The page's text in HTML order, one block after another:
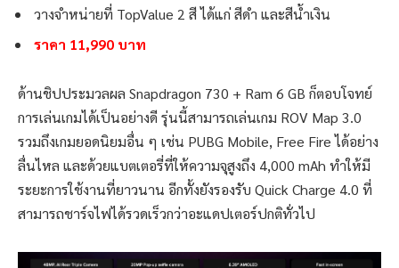
วางจำหน่ายที่ TopValue 2 สี ได้แก่ สีดำ และสีน้ำเงิน
ราคา 11,990 บาท
ด้านชิปประมวลผล Snapdragon 730 + Ram 6 GB ก็ตอบโจทย์
การเล่นเกมได้เป็นอย่างดี รุ่นนี้สามารถเล่นเกม ROV Map 3.0
รวมถึงเกมยอดนิยมอื่น ๆ เช่น PUBG Mobile, Free Fire ได้อย่าง
ลื่นไหล และด้วยแบตเตอรี่ที่ให้ความจุสูงถึง 4,000 mAh ทำให้มี
ระยะการใช้งานที่ยาวนาน อีกทั้งยังรองรับ Quick Charge 4.0 ที่
สามารถชาร์จไฟได้รวดเร็วกว่าอะแดปเตอร์ปกติทั่วไป